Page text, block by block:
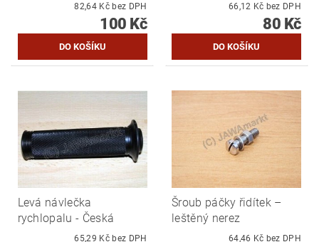
82,64 Kč bez DPH
100 Kč
66,12 Kč bez DPH
80 Kč
Levá návlečka
rychlopalu - Česká
65,29 Kč bez DPH
Šroub páčky řidítek –
leštěný nerez
64,46 Kč bez DPH